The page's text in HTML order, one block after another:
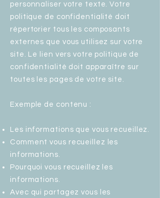
personnaliser votre texte. Votre
politique de confidentialité doit
répertorier tous les composants
externes que vous utilisez sur votre
site. Le lien vers votre politique de
confidentialité doit apparaître sur
toutes les pages de votre site.
Exemple de contenu :
Les informations que vous recueillez.
Comment vous recueillez les
informations.
Pourquoi vous recueillez les
informations.
Avec qui partagez vous les